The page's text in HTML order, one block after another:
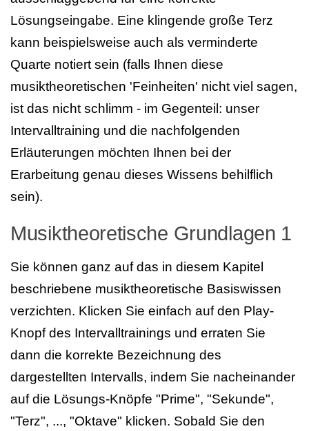
Lösungseingabe. Eine klingende große Terz
kann beispielsweise auch als verminderte
Quarte notiert sein (falls Ihnen diese
musiktheoretischen 'Feinheiten' nicht viel sagen,
ist das nicht schlimm - im Gegenteil: unser
Intervalltraining und die nachfolgenden
Erläuterungen möchten Ihnen bei der
Erarbeitung genau dieses Wissens behilflich
sein).
Musiktheoretische Grundlagen 1
Sie können ganz auf das in diesem Kapitel
beschriebene musiktheoretische Basiswissen
verzichten. Klicken Sie einfach auf den Play-
Knopf des Intervalltrainings und erraten Sie
dann die korrekte Bezeichnung des
dargestellten Intervalls, indem Sie nacheinander
auf die Lösungs-Knöpfe "Prime", "Sekunde",
"Terz", ..., "Oktave" klicken. Sobald Sie den